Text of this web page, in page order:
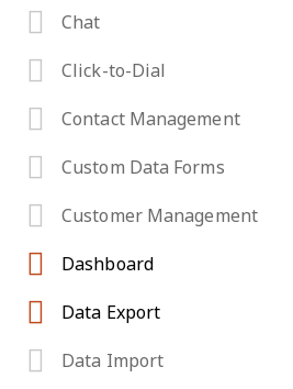
Chat
Click-to-Dial
Contact Management
Custom Data Forms
Customer Management
Dashboard
Data Export
Data Import